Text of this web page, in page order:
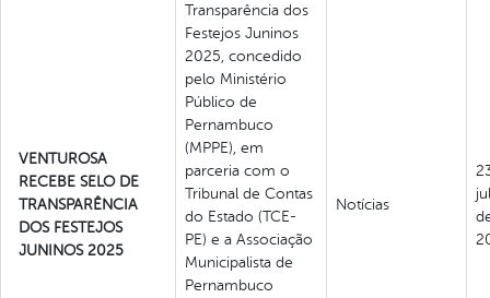
VENTUROSA
RECEBE SELO DE
TRANSPARÊNCIA
DOS FESTEJOS
JUNINOS 2025
Transparência dos
Festejos Juninos
2025, concedido
pelo Ministério
Público de
Pernambuco
(MPPE), em
parceria com o
Tribunal de Contas
do Estado (TCE-
PE) e a Associação
Municipalista de
Pernambuco
Notícias